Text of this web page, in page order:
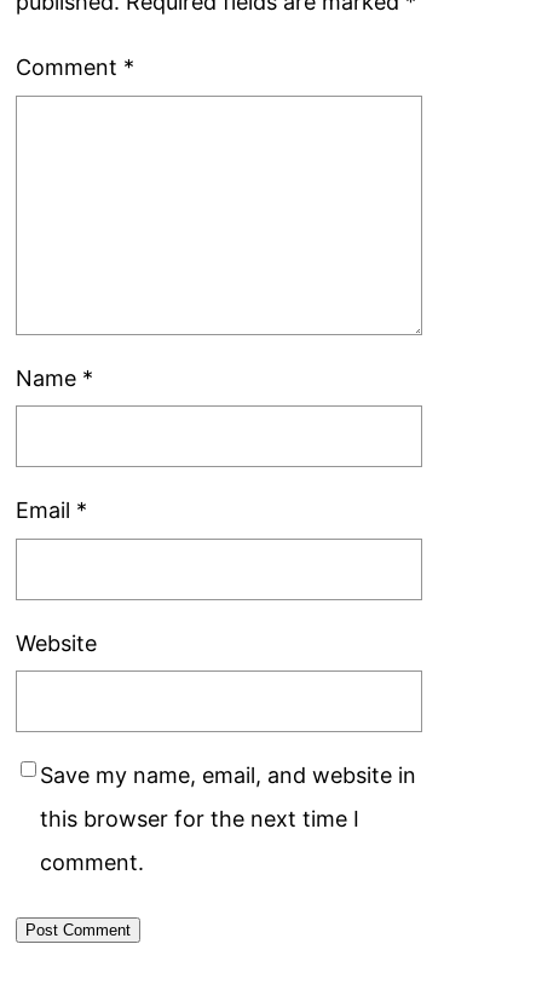
Comment *
Name *
Email *
Website
Save my name, email, and website in
this browser for the next time I
comment.